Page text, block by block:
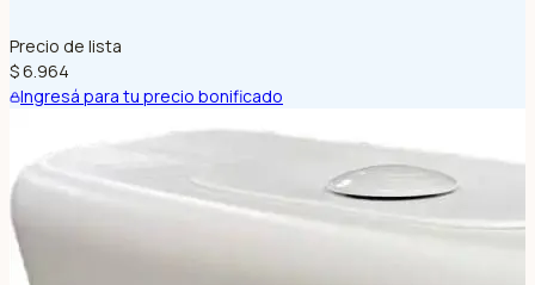
Precio de lista
$ 6.964
Ingresá para tu precio bonificado